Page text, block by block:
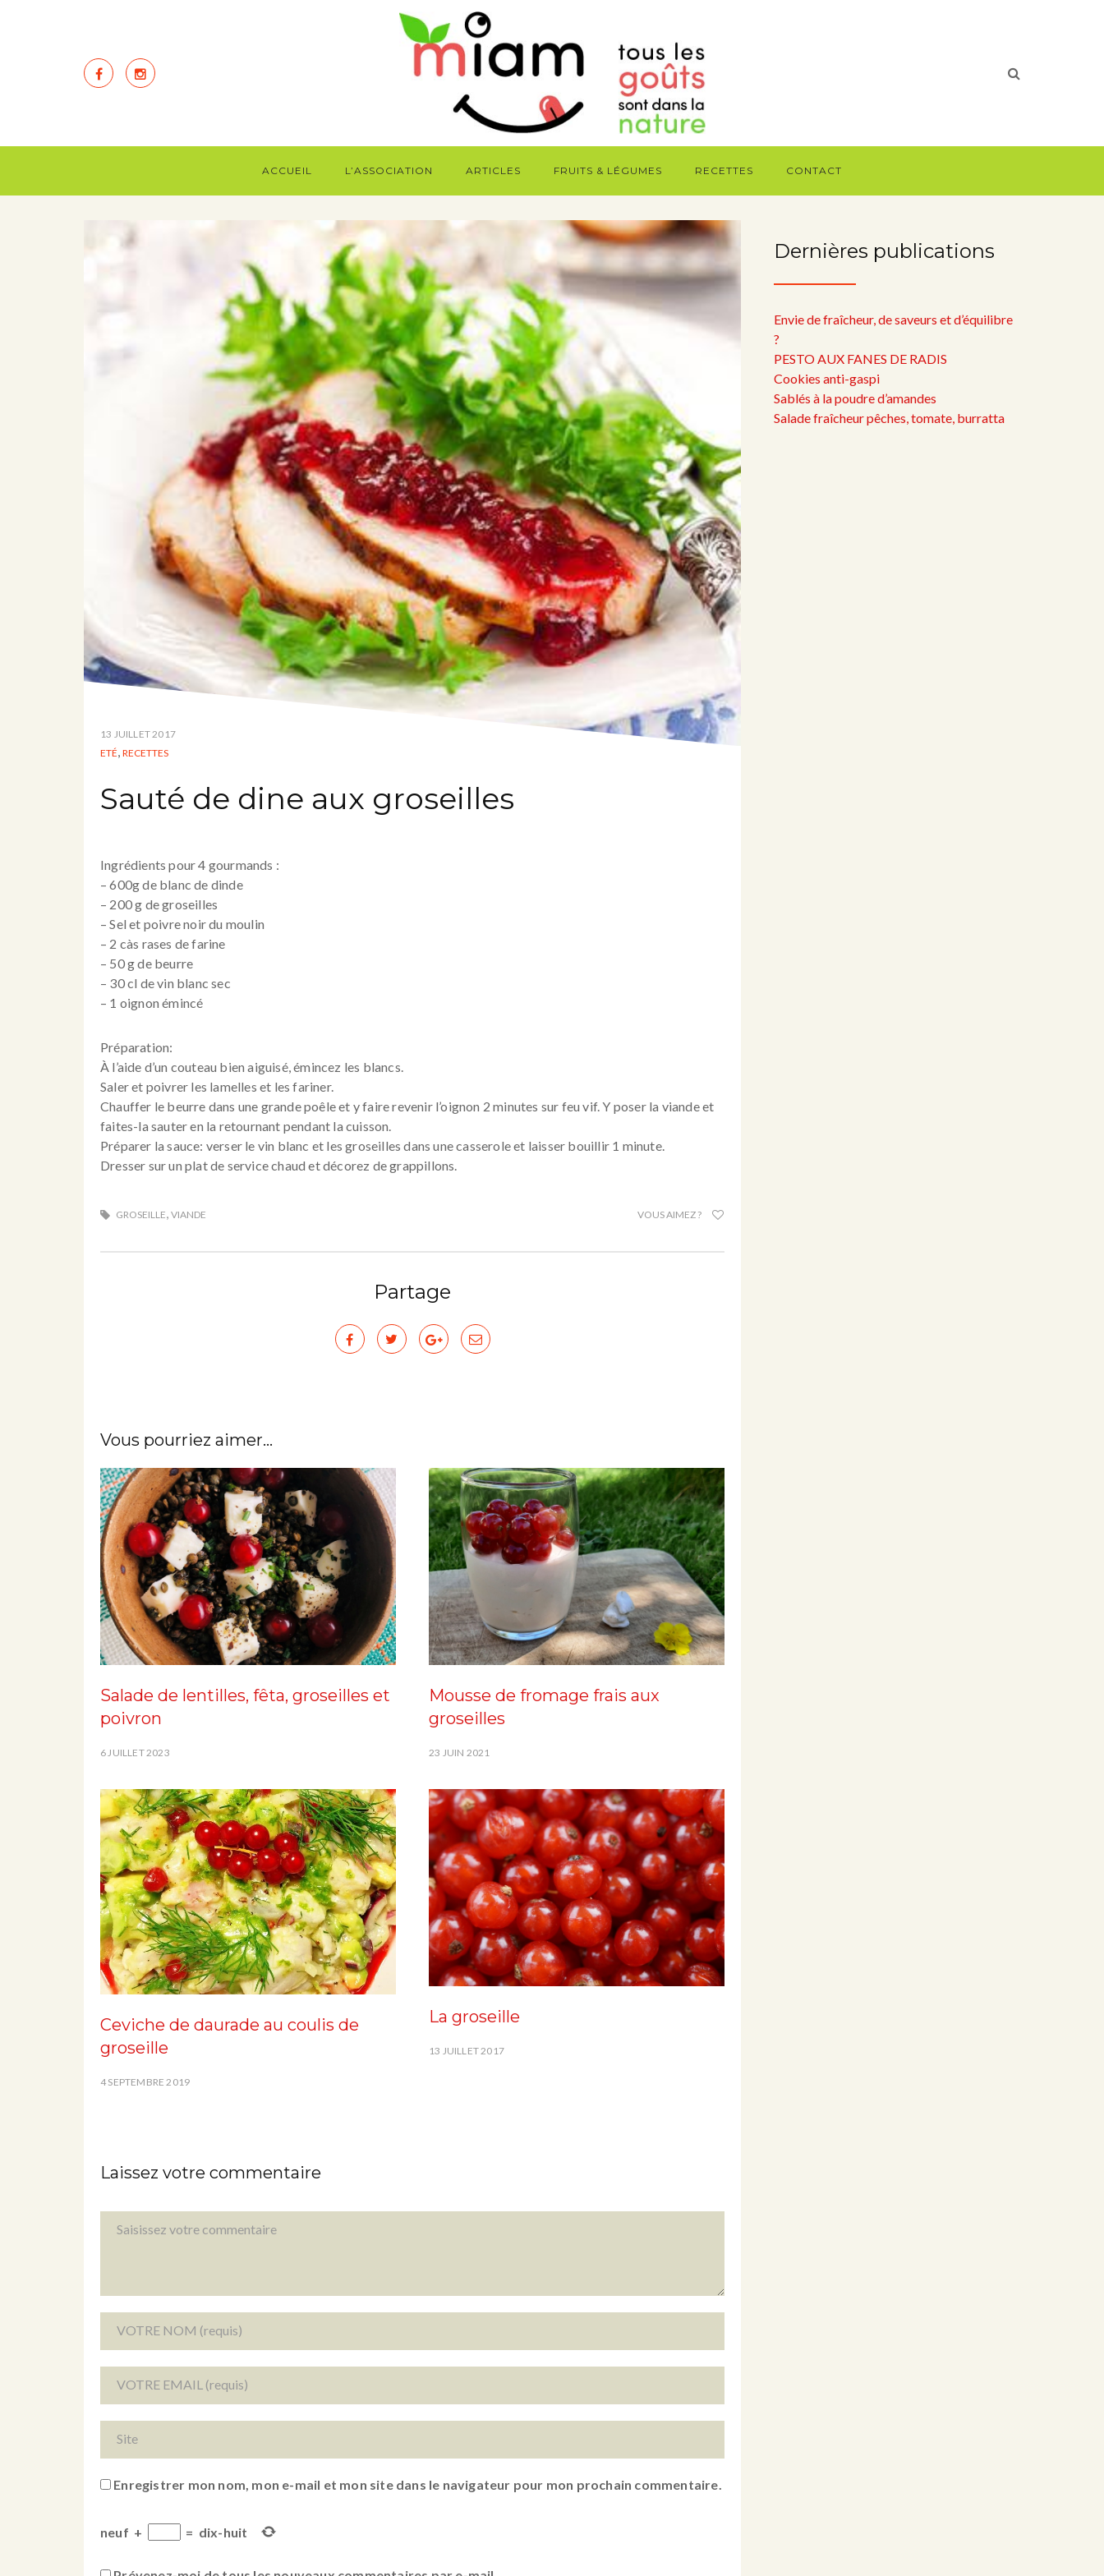
ACCUEIL L’ASSOCIATION ARTICLES FRUITS & LÉGUMES RECETTES CONTACT
13 JUILLET 2017
ETÉ, RECETTES
Sauté de dine aux groseilles
Ingrédients pour 4 gourmands :
– 600g de blanc de dinde
– 200 g de groseilles
– Sel et poivre noir du moulin
– 2 càs rases de farine
– 50 g de beurre
– 30 cl de vin blanc sec
– 1 oignon émincé
Préparation:
À l’aide d’un couteau bien aiguisé, émincez les blancs.
Saler et poivrer les lamelles et les fariner.
Chauffer le beurre dans une grande poêle et y faire revenir l’oignon 2 minutes sur feu vif. Y poser la viande et
faites-la sauter en la retournant pendant la cuisson.
Préparer la sauce: verser le vin blanc et les groseilles dans une casserole et laisser bouillir 1 minute.
Dresser sur un plat de service chaud et décorez de grappillons.
GROSEILLE, VIANDE VOUS AIMEZ ?
Partage
Vous pourriez aimer...
Salade de lentilles, fêta, groseilles et
poivron
6 JUILLET 2023
Mousse de fromage frais aux
groseilles
23 JUIN 2021
Ceviche de daurade au coulis de
groseille
4 SEPTEMBRE 2019
La groseille
13 JUILLET 2017
Laissez votre commentaire
Enregistrer mon nom, mon e-mail et mon site dans le navigateur pour mon prochain commentaire.
neuf + = dix-huit
Dernières publications
Envie de fraîcheur, de saveurs et d’équilibre
?
PESTO AUX FANES DE RADIS
Cookies anti-gaspi
Sablés à la poudre d’amandes
Salade fraîcheur pêches, tomate, burratta